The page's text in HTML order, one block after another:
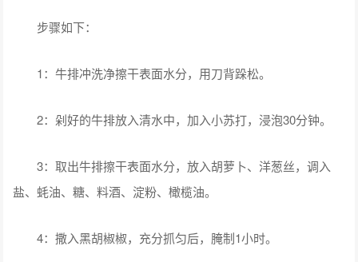
步骤如下：
1：牛排冲洗净擦干表面水分，用刀背跺松。
2：剁好的牛排放入清水中，加入小苏打，浸泡30分钟。
3：取出牛排擦干表面水分，放入胡萝卜、洋葱丝，调入
盐、蚝油、糖、料酒、淀粉、橄榄油。
4：撒入黑胡椒椒，充分抓匀后，腌制1小时。